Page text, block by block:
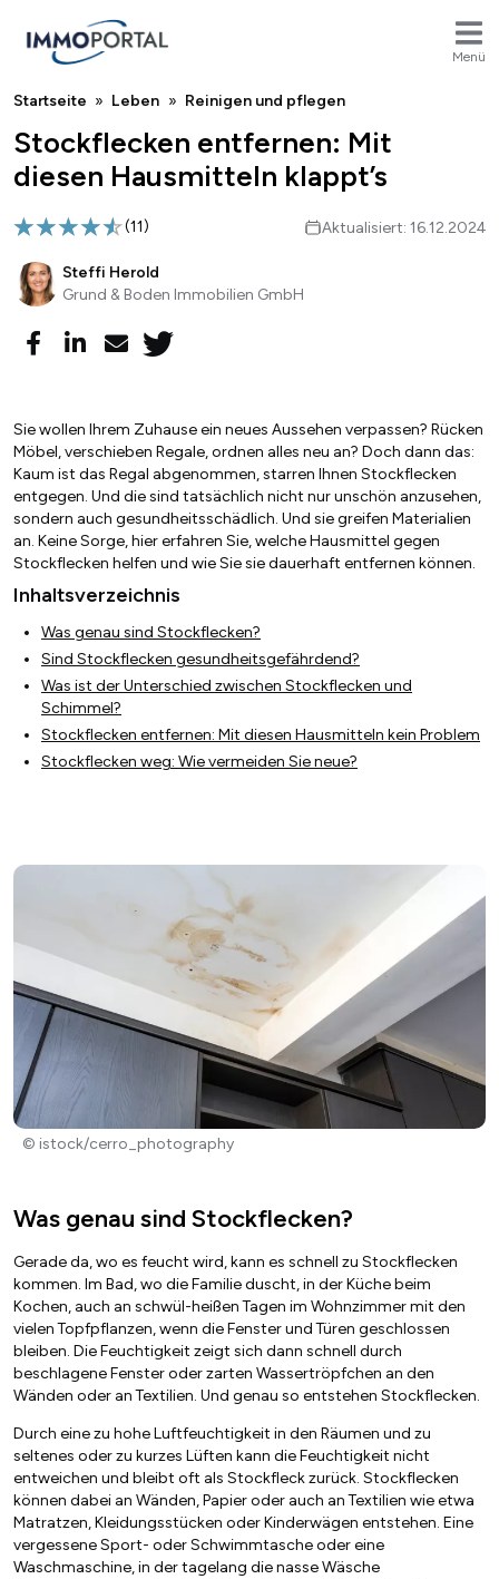
Menü
Breadcrumb
Startseite Leben Reinigen und pflegen
Stockflecken entfernen: Mit
diesen Hausmitteln klappt’s
(11) Aktualisiert: 16.12.2024
Steffi Herold
Grund & Boden Immobilien GmbH
Sie wollen Ihrem Zuhause ein neues Aussehen verpassen? Rücken
Möbel, verschieben Regale, ordnen alles neu an? Doch dann das:
Kaum ist das Regal abgenommen, starren Ihnen Stockflecken
entgegen. Und die sind tatsächlich nicht nur unschön anzusehen,
sondern auch gesundheitsschädlich. Und sie greifen Materialien
an. Keine Sorge, hier erfahren Sie, welche Hausmittel gegen
Stockflecken helfen und wie Sie sie dauerhaft entfernen können.
Inhaltsverzeichnis
Was genau sind Stockflecken?
Sind Stockflecken gesundheitsgefährdend?
Was ist der Unterschied zwischen Stockflecken und
Schimmel?
Stockflecken entfernen: Mit diesen Hausmitteln kein Problem
Stockflecken weg: Wie vermeiden Sie neue?
© istock/cerro_photography
Was genau sind Stockflecken?
Gerade da, wo es feucht wird, kann es schnell zu Stockflecken
kommen. Im Bad, wo die Familie duscht, in der Küche beim
Kochen, auch an schwül-heißen Tagen im Wohnzimmer mit den
vielen Topfpflanzen, wenn die Fenster und Türen geschlossen
bleiben. Die Feuchtigkeit zeigt sich dann schnell durch
beschlagene Fenster oder zarten Wassertröpfchen an den
Wänden oder an Textilien. Und genau so entstehen Stockflecken.
Durch eine zu hohe Luftfeuchtigkeit in den Räumen und zu
seltenes oder zu kurzes Lüften kann die Feuchtigkeit nicht
entweichen und bleibt oft als Stockfleck zurück. Stockflecken
können dabei an Wänden, Papier oder auch an Textilien wie etwa
Matratzen, Kleidungsstücken oder Kinderwägen entstehen. Eine
vergessene Sport- oder Schwimmtasche oder eine
Waschmaschine, in der tagelang die nasse Wäsche